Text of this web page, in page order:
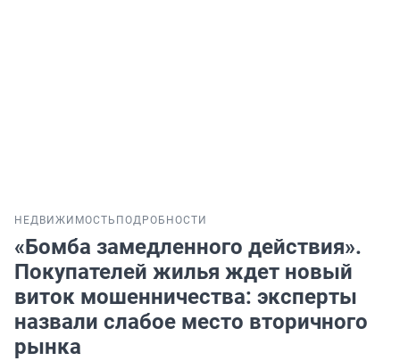
НЕДВИЖИМОСТЬ ПОДРОБНОСТИ
«Бомба замедленного действия».
Покупателей жилья ждет новый
виток мошенничества: эксперты
назвали слабое место вторичного
рынка